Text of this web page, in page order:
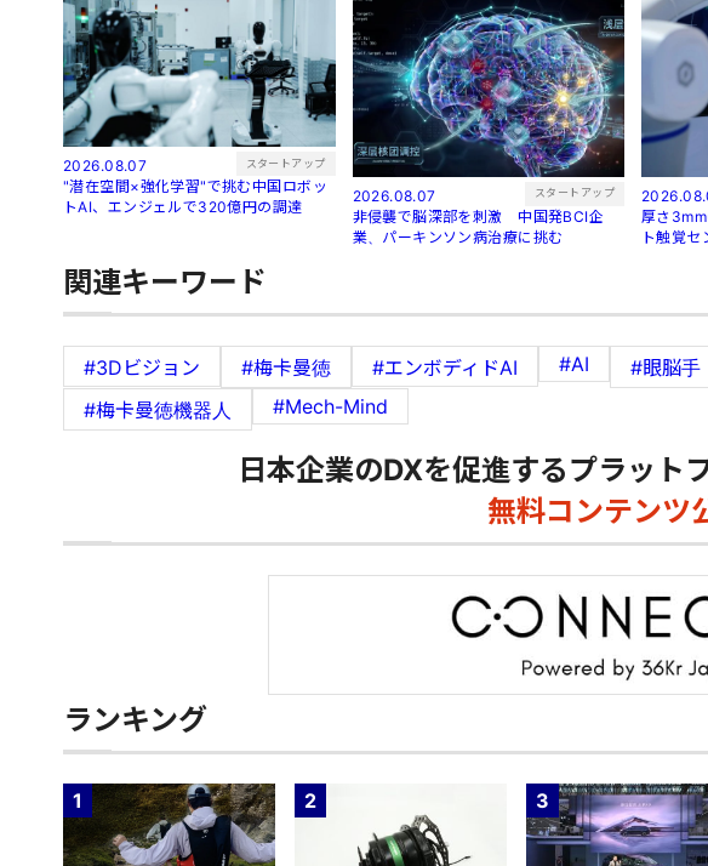
2026.08.07 スタートアップ
"潜在空間×強化学習"で挑む中国ロボッ
トAI、エンジェルで320億円の調達
2026.08.07 スタートアップ
非侵襲で脳深部を刺激 中国発BCI企
業、パーキンソン病治療に挑む
厚さ
ト触覚
関連キーワード
#3Dビジョン #梅卡曼徳 #エンボディドAI #AI #眼脳手
#梅卡曼徳機器人
#Mech-Mind
日本企業のDXを促進するプラット
無料コンテンツ
ランキング
1 2 3